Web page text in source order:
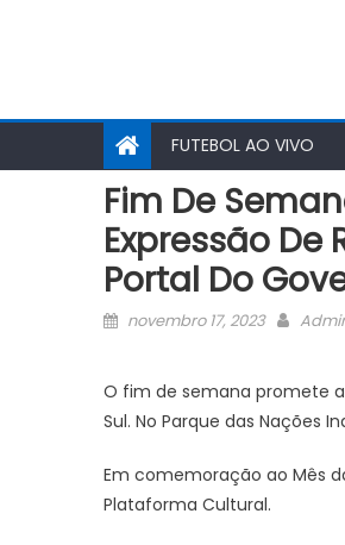
FUTEBOL AO VIVO
Fim De
Expressão De
Portal Do
Posted
novembro 17, 2023
O fim de semana promete
Sul. No Parque das Nações
Em comemoração ao Mês
Plataforma Cultural.